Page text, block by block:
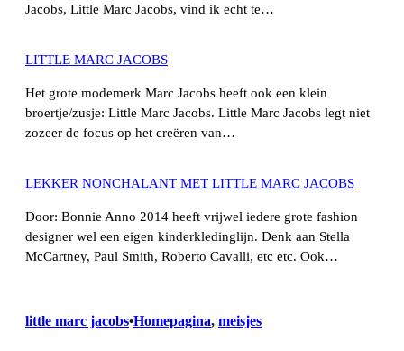
Jacobs, Little Marc Jacobs, vind ik echt te…
LITTLE MARC JACOBS
Het grote modemerk Marc Jacobs heeft ook een klein
broertje/zusje: Little Marc Jacobs. Little Marc Jacobs legt niet
zozeer de focus op het creëren van…
LEKKER NONCHALANT MET LITTLE MARC JACOBS
Door: Bonnie Anno 2014 heeft vrijwel iedere grote fashion
designer wel een eigen kinderkledinglijn. Denk aan Stella
McCartney, Paul Smith, Roberto Cavalli, etc etc. Ook…
little marc jacobs•Homepagina, meisjes